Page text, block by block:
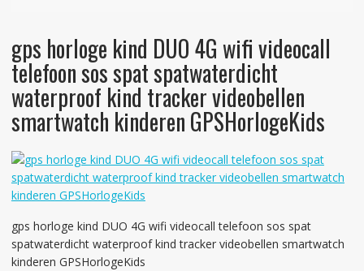
gps horloge kind DUO 4G wifi videocall
telefoon sos spat spatwaterdicht
waterproof kind tracker videobellen
smartwatch kinderen GPSHorlogeKids
gps horloge kind DUO 4G wifi videocall telefoon sos spat
spatwaterdicht waterproof kind tracker videobellen smartwatch
kinderen GPSHorlogeKids